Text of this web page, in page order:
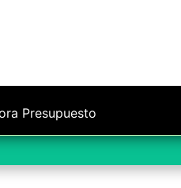
Presupuesto